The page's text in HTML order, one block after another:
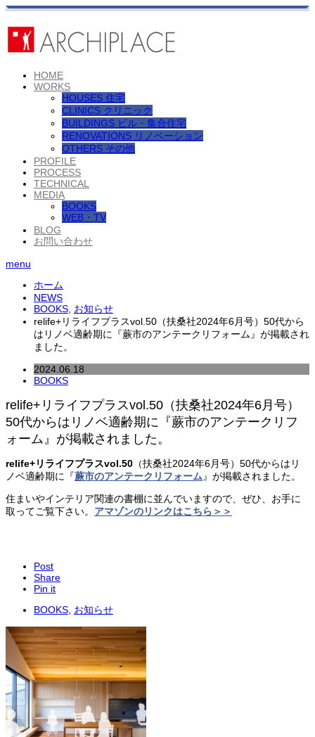
HOME
WORKS
HOUSES 住宅
CLINICS クリニック
BUILDINGS ビル・集合住宅
RENOVATIONS リノベーション
OTHERS その他
PROFILE
PROCESS
TECHNICAL
MEDIA
BOOKS
WEB・TV
BLOG
お問い合わせ
menu
ホーム
NEWS
BOOKS お知らせ
relife+リライフプラスvol.50（扶桑社2024年6月号）50代から
はリノベ適齢期に『蕨市のアンテークリフォーム』が掲載され
ました。
2024.06.18
BOOKS
relife+リライフプラスvol.50（扶桑社2024年6月号）
50代からはリノベ適齢期に『蕨市のアンテークリフ
ォーム』が掲載されました。
relife+リライフプラスvol.50 （扶桑社2024年6月号）50代からはリ
ノベ適齢期に『蕨市のアンテークリフォーム 』が掲載されました。
住まいやインテリア関連の書棚に並んでいますので、ぜひ、お手に
取ってご覧下さい。 アマゾンのリンクはこちら＞＞
Post
Share
Pin it
BOOKS お知らせ